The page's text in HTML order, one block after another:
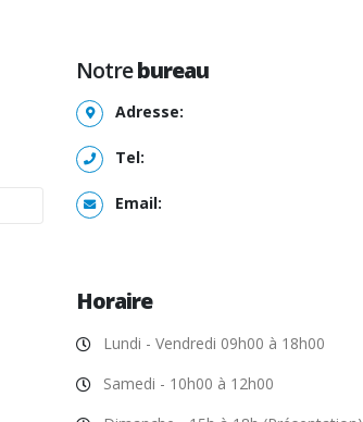
Notrebureau
Adresse:
Tel:
Email:
Horaire
Lundi - Vendredi 09h00 à 18h00
Samedi - 10h00 à 12h00